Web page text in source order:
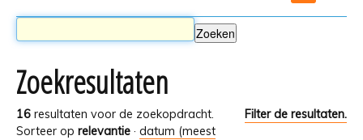
Zoekresultaten
16 resultaten voor de zoekopdracht.
Filter de resultaten.
Sorteer op relevantie · datum (meest